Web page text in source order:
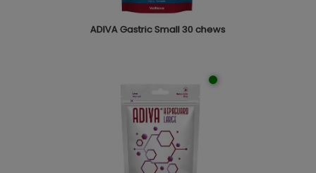
ADIVA Gastric Small 30 chews